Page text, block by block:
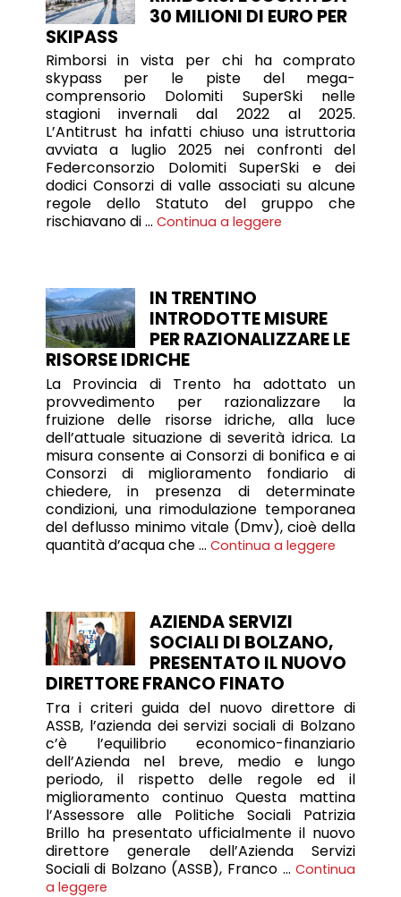
30 MILIONI DI EURO PER
SKIPASS
Rimborsi in vista per chi ha comprato
skypass per le piste del mega-
comprensorio Dolomiti SuperSki nelle
stagioni invernali dal 2022 al 2025.
L’Antitrust ha infatti chiuso una istruttoria
avviata a luglio 2025 nei confronti del
Federconsorzio Dolomiti SuperSki e dei
dodici Consorzi di valle associati su alcune
regole dello Statuto del gruppo che
rischiavano di … Continua a leggere
IN TRENTINO
INTRODOTTE MISURE
PER RAZIONALIZZARE LE
RISORSE IDRICHE
La Provincia di Trento ha adottato un
provvedimento per razionalizzare la
fruizione delle risorse idriche, alla luce
dell’attuale situazione di severità idrica. La
misura consente ai Consorzi di bonifica e ai
Consorzi di miglioramento fondiario di
chiedere, in presenza di determinate
condizioni, una rimodulazione temporanea
del deflusso minimo vitale (Dmv), cioè della
quantità d’acqua che … Continua a leggere
AZIENDA SERVIZI
SOCIALI DI BOLZANO,
PRESENTATO IL NUOVO
DIRETTORE FRANCO FINATO
Tra i criteri guida del nuovo direttore di
ASSB, l’azienda dei servizi sociali di Bolzano
c’è l’equilibrio economico-finanziario
dell’Azienda nel breve, medio e lungo
periodo, il rispetto delle regole ed il
miglioramento continuo Questa mattina
l’Assessore alle Politiche Sociali Patrizia
Brillo ha presentato ufficialmente il nuovo
direttore generale dell’Azienda Servizi
Sociali di Bolzano (ASSB), Franco …Continua
a leggere